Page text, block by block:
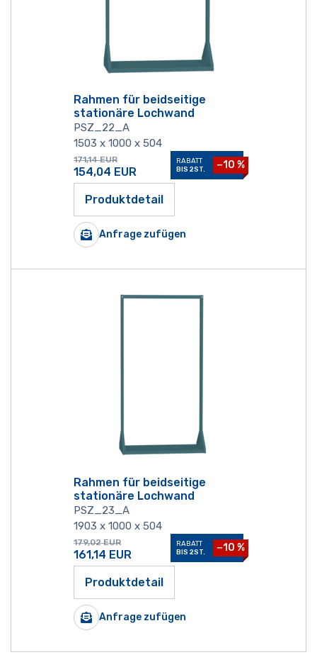
Rahmen für beidseitige
stationäre Lochwand
PSZ_22_A
1503 x 1000 x 504
171,14 EUR
154,04 EUR
RABATT
BIS 2ST.
−10 %
Produktdetail
Anfrage zufügen
Rahmen für beidseitige
stationäre Lochwand
PSZ_23_A
1903 x 1000 x 504
179,02 EUR
161,14 EUR
RABATT
BIS 2ST.
−10 %
Produktdetail
Anfrage zufügen